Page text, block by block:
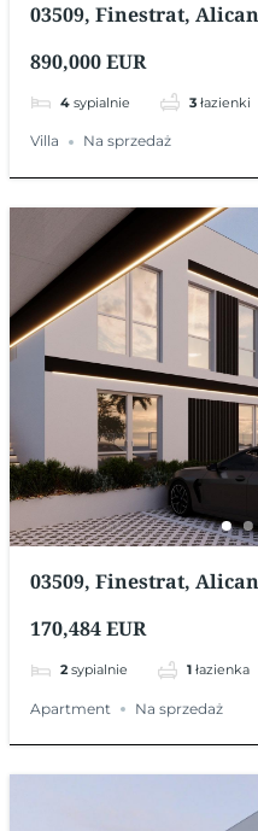
03509, Finestrat,
890,000 EUR
4 sypialnie 3 łazienki
Villa Na sprzedaż
03509, Finestrat,
170,484 EUR
2 sypialnie 1 łazienka
Apartment Na sprzedaż